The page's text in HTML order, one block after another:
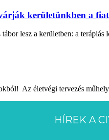
kerületünkben a
lesz a kerületben: a
Az életvégi tervezés
HÍREK A